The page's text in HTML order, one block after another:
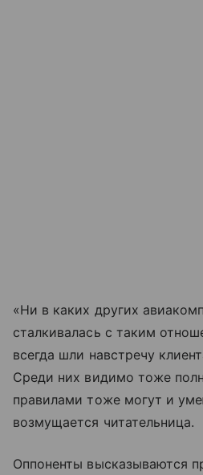
«Ни в каких других
сталкивалась с таким
всегда шли навстречу
Среди них видимо тоже
правилами тоже могут и
возмущается читательница.
Оппоненты высказываются